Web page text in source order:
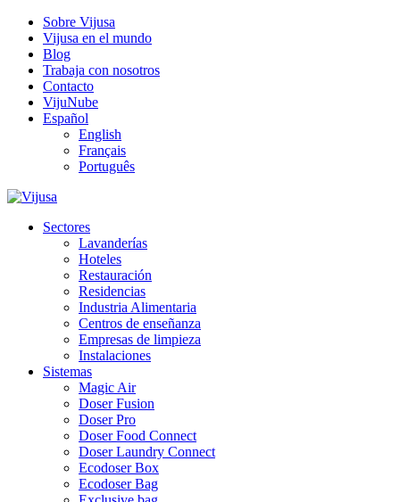
Sobre Vijusa
Vijusa en el mundo
Blog
Trabaja con nosotros
Contacto
VijuNube
Español
English
Français
Português
Sectores
Lavanderías
Hoteles
Restauración
Residencias
Industria Alimentaria
Centros de enseñanza
Empresas de limpieza
Instalaciones
Sistemas
Magic Air
Doser Fusion
Doser Pro
Doser Food Connect
Doser Laundry Connect​
Ecodoser Box
Ecodoser Bag